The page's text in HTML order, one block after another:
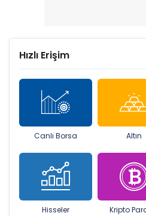
Hızlı Erişim
Canlı Borsa Altın
Hisseler Kripto